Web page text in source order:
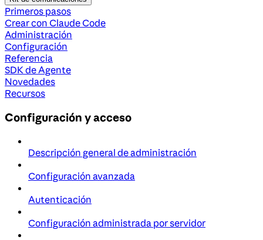
Primeros pasos
Crear con Claude Code
Administración
Configuración
Referencia
SDK de Agente
Novedades
Recursos
Configuración y acceso
Descripción general de administración
Configuración avanzada
Autenticación
Configuración administrada por servidor